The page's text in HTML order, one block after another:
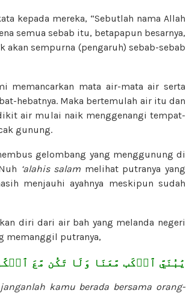
kepada mereka, “Sebutlah nama Allah
semua sebab itu, betapapun besarnya,
akan sempurna (pengaruh) sebab-sebab
memancarkan mata air-mata air serta
hebatnya. Maka bertemulah air itu dan
air mulai naik menggenangi tempat-
gunung.
gelombang yang menggunung di
‘alahis salam melihat putranya yang
menjauhi ayahnya meskipun sudah
diri dari air bah yang melanda negeri
memanggil putranya,
يَٰبُنَيَّ ٱرۡكَب مَّعَنَا وَلَا تَكُن مَّعَ
kamu berada bersama orang-